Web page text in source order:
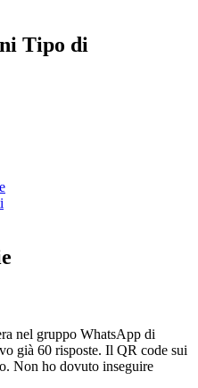
Tipo di
nel gruppo WhatsApp di
già 60 risposte. Il QR code sui
Non ho dovuto inseguire